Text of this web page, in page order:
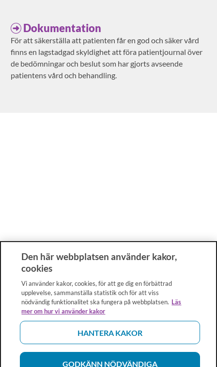
Dokumentation
För att säkerställa att patienten får en god och säker vård
finns en lagstadgad skyldighet att föra patientjournal över
de bedömningar och beslut som har gjorts avseende
patientens vård och behandling.
Den här webbplatsen använder kakor,
cookies
Vi använder kakor, cookies, för att ge dig en förbättrad
upplevelse, sammanställa statistik och för att viss
nödvändig funktionalitet ska fungera på webbplatsen. Läs
mer om hur vi använder kakor
HANTERA KAKOR
GODKÄNN NÖDVÄNDIGA